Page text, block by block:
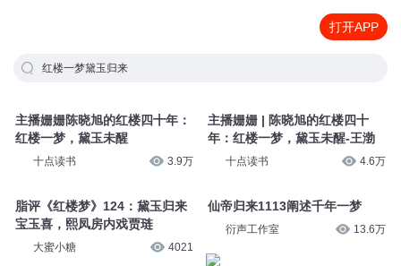
打开APP
红楼一梦黛玉归来
主播姗姗陈晓旭的红楼四十年：
红楼一梦，黛玉未醒
十点读书 3.9万
脂评《红楼梦》124：黛玉归来
宝玉喜，熙凤房内戏贾琏
大蜜小糖 4021
主播姗姗 | 陈晓旭的红楼四十
年：红楼一梦，黛玉未醒-王渤
十点读书 4.6万
仙帝归来1113阐述千年一梦
衍声工作室 13.6万